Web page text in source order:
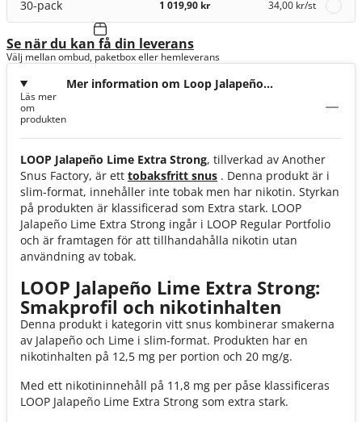
30-pack 1 019,90 kr 34,00 kr/st
Se när du kan få din leverans
Välj mellan ombud, paketbox eller hemleverans
Mer information om Loop Jalapeño
Läs mer
om
produkten
LOOP Jalapeño Lime Extra Strong, tillverkad av Another
Snus Factory, är ett tobaksfritt snus . Denna produkt är i
slim-format, innehåller inte tobak men har nikotin. Styrkan
på produkten är klassificerad som Extra stark. LOOP
Jalapeño Lime Extra Strong ingår i LOOP Regular Portfolio
och är framtagen för att tillhandahålla nikotin utan
användning av tobak.
LOOP Jalapeño Lime Extra Strong:
Smakprofil och nikotinhalten
Denna produkt i kategorin vitt snus kombinerar smakerna
av Jalapeño och Lime i slim-format. Produkten har en
nikotinhalten på 12,5 mg per portion och 20 mg/g.
Med ett nikotininnehåll på 11,8 mg per påse klassificeras
LOOP Jalapeño Lime Extra Strong som extra stark.